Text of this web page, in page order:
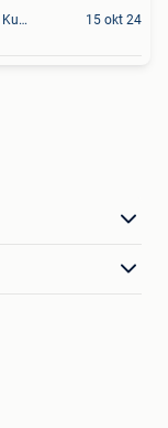
Hoegaarden + Deel Van Kumtich + Deel Van Tienen 15 okt 24